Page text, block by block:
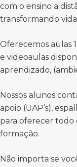
com o ensino a
transformando
Oferecemos aulas
e videoaulas
aprendizado,
Nossos alunos
apoio (UAP’s),
para oferecer todo
formação.
Não importa se